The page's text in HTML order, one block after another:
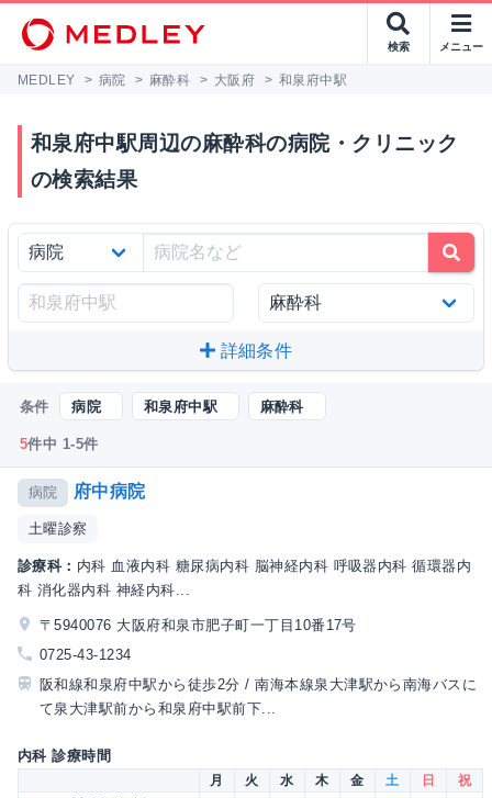
検索 メニュー
MEDLEY > 病院 > 麻酔科 > 大阪府 > 和泉府中駅
和泉府中駅周辺の麻酔科の病院・クリニック
の検索結果
詳細条件
条件 病院 和泉府中駅 麻酔科
5件中 1-5件
病院 府中病院
土曜診察
診療科： 内科 血液内科 糖尿病内科 脳神経内科 呼吸器内科 循環器内
科 消化器内科 神経内科...
〒5940076 大阪府和泉市肥子町一丁目10番17号
0725-43-1234
阪和線和泉府中駅から徒歩2分 / 南海本線泉大津駅から南海バスに
て泉大津駅前から和泉府中駅前下...
内科 診療時間
月 火 水 木 金 土 日
祝